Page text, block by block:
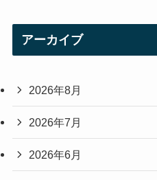
アーカイブ
2026年8月
2026年7月
2026年6月